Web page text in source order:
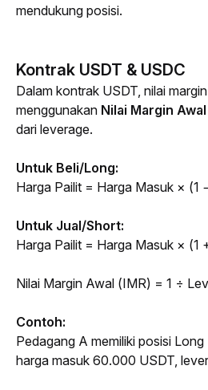
mendukung posisi.
Kontrak USDT & USDC
Dalam kontrak USDT, nilai
menggunakan Nilai Margin Awal
dari leverage.
Untuk Beli/Long:
Harga Pailit = Harga Masuk × (1
Untuk Jual/Short:
Harga Pailit = Harga Masuk × (1
Nilai Margin Awal (IMR) = 1 ÷
Contoh:
Pedagang A memiliki posisi Long
harga masuk 60.000 USDT,